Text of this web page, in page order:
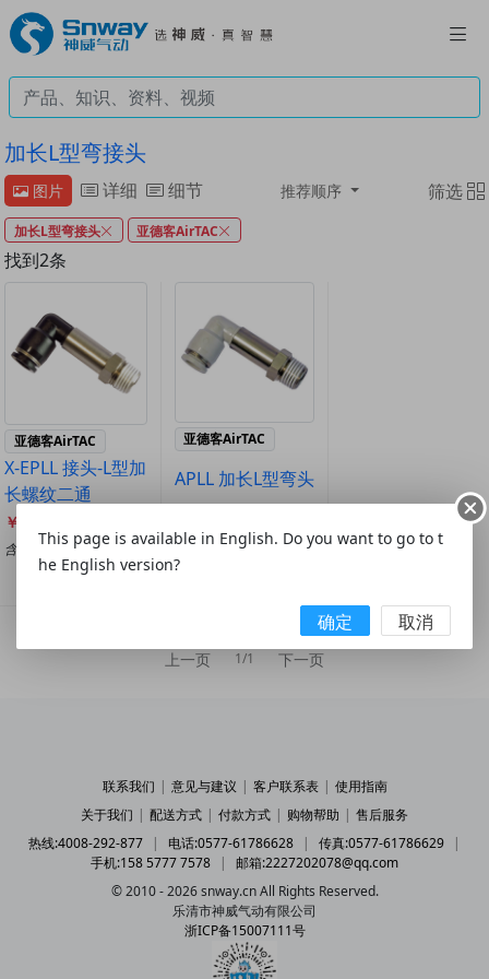
加长L型弯接头
图片 详细 细节 推荐顺序 筛选
加长L型弯接头 亚德客AirTAC
找到2条
亚德客AirTAC
X-EPLL 接头-L型加
长螺纹二通
￥2.30
含税￥2.6
产品列表(44)
亚德客AirTAC
APLL 加长L型弯头
含税￥2.26
上一页 1/1 下一页
联系我们 | 意见与建议 | 客户联系表 | 使用指南
关于我们 | 配送方式 | 付款方式 | 购物帮助 | 售后服务
热线:4008-292-877
| 电话:0577-61786628 | 传真:0577-61786629
|
手机:158 5777 7578
|
邮箱:2227202078@qq.com
© 2010 - 2026 snway.cn All Rights Reserved.
乐清市神威气动有限公司
浙ICP备15007111号
This page is available in English. Do you want to go to t
he English version?
确定 取消